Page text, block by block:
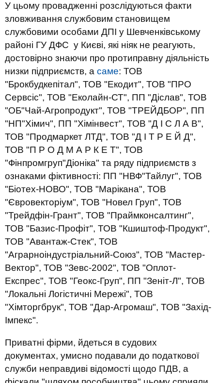
У цьому провадженні розслідуються факти
зловживання службовим становищем
службовими особами ДПІ у Шевченківському
районі ГУ ДФС у Києві, які ніяк не реагують,
достовірно знаючи про протиправну діяльність
низки підприємств, а саме: ТОВ
"Брокбудкепітал", ТОВ "Екодит", ТОВ "ПРО
Сервсіс", ТОВ "Еколайн-СТ", ПП "Діслав", ТОВ
"ОБ"Чай-Агропродукт", ТОВ "ТРЕЙДБОР", ПП
"НП"Хімич", ПП "Хімінвест", ТОВ "Д І С Л А В",
ТОВ "Продмаркет ЛТД", ТОВ "Д І Т Р Е Й Д",
ТОВ "П Р О Д М А Р К Е Т", ТОВ
"Фінпромгруп"Діоніка" та ряду підприємств з
ознаками фіктивності: ПП "НВФ"Тайлуг", ТОВ
"Біотех-НОВО", ТОВ "Марікана", ТОВ
"Євровекторіум", ТОВ "Новел Груп", ТОВ
"Трейдфін-Грант", ТОВ "Праймконсалтинг",
ТОВ "Базис-Профіт", ТОВ "Кшиштоф-Продукт",
ТОВ "Авантаж-Стек", ТОВ
"Аграрноіндустріальний-Союз", ТОВ "Мастер-
Вектор", ТОВ "Зевс-2002", ТОВ "Оплот-
Експрес", ТОВ "Геокс-Груп", ПП "Зеніт-Л", ТОВ
"Локальні Логістичні Мережі", ТОВ
"Хімторгбрук", ТОВ "Дар-Агромаш", ТОВ "Захід-
Імпекс".
Приватні фірми, йдеться в судових
документах, умисно подавали до податкової
служби неправдиві відомості щодо ПДВ, а